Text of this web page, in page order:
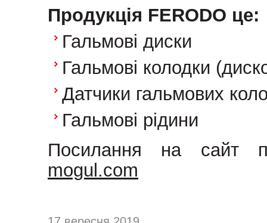
Продукція FERODO це:
Гальмові диски
Гальмові колодки
Датчики гальмових
Гальмові рідини
Посилання на сайт
mogul.com